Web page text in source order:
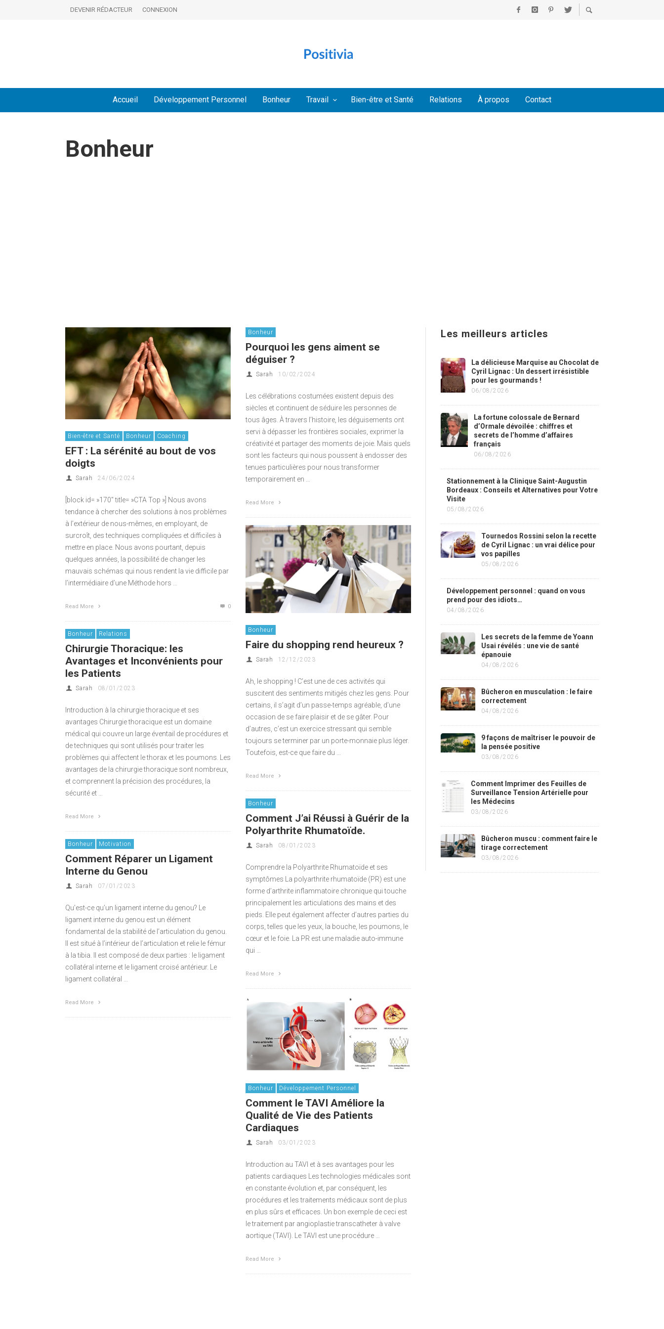
DEVENIR RÉDACTEUR CONNEXION
Accueil Développement Personnel Bonheur Travail Bien-être et Santé Relations À propos Contact
Bonheur
Bien-être et Santé Bonheur Coaching
EFT : La sérénité au bout de vos
doigts
Sarah 24/06/2024
[block id= »170″ title= »CTA Top »] Nous avons
tendance à chercher des solutions à nos problèmes
à l’extérieur de nous-mêmes, en employant, de
surcroît, des techniques compliquées et difficiles à
mettre en place. Nous avons pourtant, depuis
quelques années, la possibilité de changer les
mauvais schémas qui nous rendent la vie difficile par
l’intermédiaire d’une Méthode hors …
Read More 0
Bonheur
Pourquoi les gens aiment se
déguiser ?
Sarah 10/02/2024
Les célébrations costumées existent depuis des
siècles et continuent de séduire les personnes de
tous âges. À travers l’histoire, les déguisements ont
servi à dépasser les frontières sociales, exprimer la
créativité et partager des moments de joie. Mais quels
sont les facteurs qui nous poussent à endosser des
tenues particulières pour nous transformer
temporairement en …
Read More
Bonheur
Faire du shopping rend heureux ?
Sarah 12/12/2023
Ah, le shopping ! C’est une de ces activités qui
suscitent des sentiments mitigés chez les gens. Pour
certains, il s’agit d’un passe-temps agréable, d’une
occasion de se faire plaisir et de se gâter. Pour
d’autres, c’est un exercice stressant qui semble
toujours se terminer par un porte-monnaie plus léger.
Toutefois, est-ce que faire du …
Read More
Bonheur Relations
Chirurgie Thoracique: les
Avantages et Inconvénients pour
les Patients
Sarah 08/01/2023
Introduction à la chirurgie thoracique et ses
avantages Chirurgie thoracique est un domaine
médical qui couvre un large éventail de procédures et
de techniques qui sont utilisés pour traiter les
problèmes qui affectent le thorax et les poumons. Les
avantages de la chirurgie thoracique sont nombreux,
et comprennent la précision des procédures, la
sécurité et …
Read More
Bonheur
Comment J’ai Réussi à Guérir de la
Polyarthrite Rhumatoïde.
Sarah 08/01/2023
Comprendre la Polyarthrite Rhumatoïde et ses
symptômes La polyarthrite rhumatoïde (PR) est une
forme d’arthrite inflammatoire chronique qui touche
principalement les articulations des mains et des
pieds. Elle peut également affecter d’autres parties du
corps, telles que les yeux, la bouche, les poumons, le
cœur et le foie. La PR est une maladie auto-immune
qui …
Read More
Bonheur Motivation
Comment Réparer un Ligament
Interne du Genou
Sarah 07/01/2023
Qu’est-ce qu’un ligament interne du genou? Le
ligament interne du genou est un élément
fondamental de la stabilité de l’articulation du genou.
Il est situé à l’intérieur de l’articulation et relie le fémur
à la tibia. Il est composé de deux parties : le ligament
collatéral interne et le ligament croisé antérieur. Le
ligament collatéral …
Read More
Bonheur Développement Personnel
Comment le TAVI Améliore la
Qualité de Vie des Patients
Cardiaques
Sarah 03/01/2023
Introduction au TAVI et à ses avantages pour les
patients cardiaques Les technologies médicales sont
en constante évolution et, par conséquent, les
procédures et les traitements médicaux sont de plus
en plus sûrs et efficaces. Un bon exemple de ceci est
le traitement par angioplastie transcatheter à valve
aortique (TAVI). Le TAVI est une procédure …
Read More
Les meilleurs articles
La délicieuse Marquise au Chocolat de
Cyril Lignac : Un dessert irrésistible
pour les gourmands !
06/08/2026
La fortune colossale de Bernard
d’Ormale dévoilée : chiffres et
secrets de l’homme d’affaires
français
06/08/2026
Stationnement à la Clinique Saint-Augustin
Bordeaux : Conseils et Alternatives pour Votre
Visite
05/08/2026
Tournedos Rossini selon la recette
de Cyril Lignac : un vrai délice pour
vos papilles
05/08/2026
Développement personnel : quand on vous
prend pour des idiots…
04/08/2026
Les secrets de la femme de Yoann
Usai révélés : une vie de santé
épanouie
04/08/2026
Bûcheron en musculation : le faire
correctement
04/08/2026
9 façons de maîtriser le pouvoir de
la pensée positive
03/08/2026
Comment Imprimer des Feuilles de
Surveillance Tension Artérielle pour
les Médecins
03/08/2026
Bûcheron muscu : comment faire le
tirage correctement
03/08/2026